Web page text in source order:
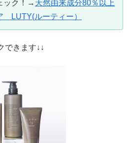
ック！→ 天然由来成分80％以上
LUTY(ルーティー）
できます↓↓